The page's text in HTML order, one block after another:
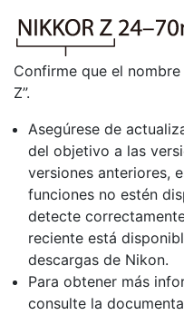
Confirme que el
Z”.
Asegúrese de
del objetivo a las
versiones anteriores,
funciones no estén
detecte
reciente está
descargas de Nikon.
Para obtener más
consulte la